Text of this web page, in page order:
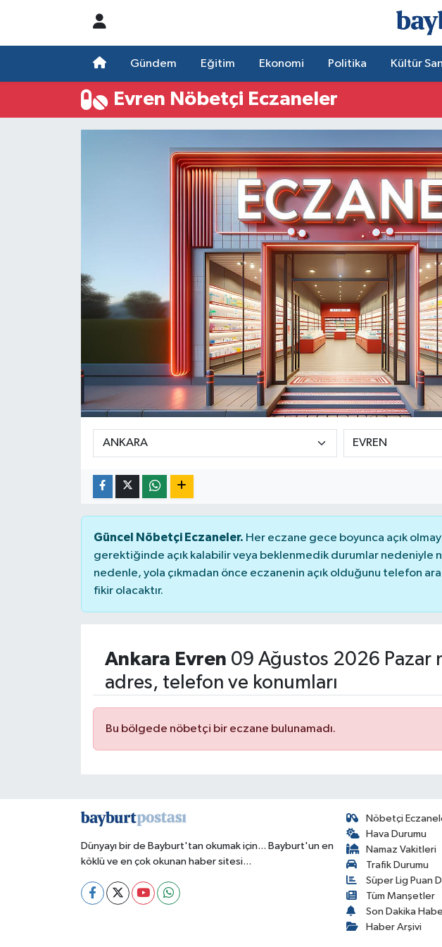
Gündem Eğitim Ekonomi Politika Kültür
Evren Nöbetçi Eczaneler
Güncel Nöbetçi Eczaneler. Her eczane gece boyunca açık
gerektiğinde açık kalabilir veya beklenmedik durumlar nedeniyle
nedenle, yola çıkmadan önce eczanenin açık olduğunu telefon
fikir olacaktır.
Ankara Evren 09 Ağustos 2026 Pazar
adres, telefon ve konumları
Bu bölgede nöbetçi bir eczane bulunamadı.
Dünyayı bir de Bayburt'tan okumak için... Bayburt'un en
köklü ve en çok okunan haber sitesi...
Nöbetçi
Hava Durumu
Namaz Vakitleri
Trafik Durumu
Süper Lig Puan
Tüm Manşetler
Son Dakika
Haber Arşivi
Hava Durumu
Süper Lig Puan Durumu ve Fikstür
Haber Arşivi